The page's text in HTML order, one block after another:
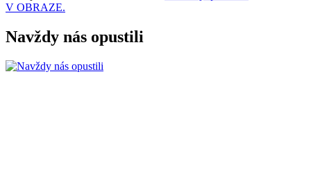
V OBRAZE.
Navždy nás opustili